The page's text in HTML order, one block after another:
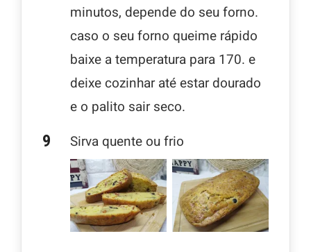
minutos, depende do seu forno.
caso o seu forno queime rápido
baixe a temperatura para 170. e
deixe cozinhar até estar dourado
e o palito sair seco.
Sirva quente ou frio